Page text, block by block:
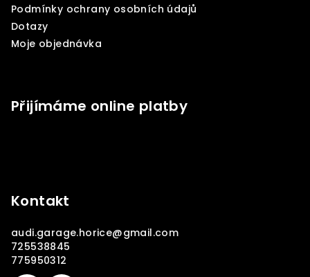
Podmínky ochrany osobních údajů
Dotazy
Moje objednávka
Přijímáme online platby
Kontakt
audi.garage.horice@gmail.com
725538845
775950312